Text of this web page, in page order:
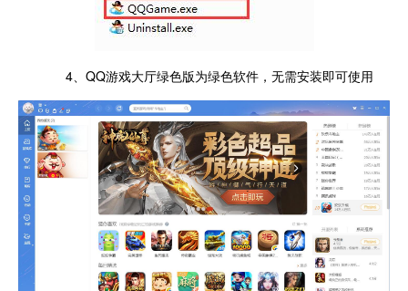
4、QQ游戏大厅绿色版为绿色软件，无需安装即可使用